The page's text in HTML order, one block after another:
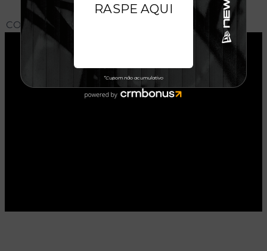
CONHEÇA O MODELO DO BONÉ